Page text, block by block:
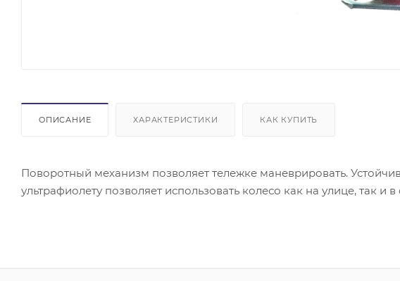
ОПИСАНИЕ ХАРАКТЕРИСТИКИ КАК КУПИТЬ
Поворотный механизм позволяет тележке маневрировать.
ультрафиолету позволяет использовать колесо как на улице, так